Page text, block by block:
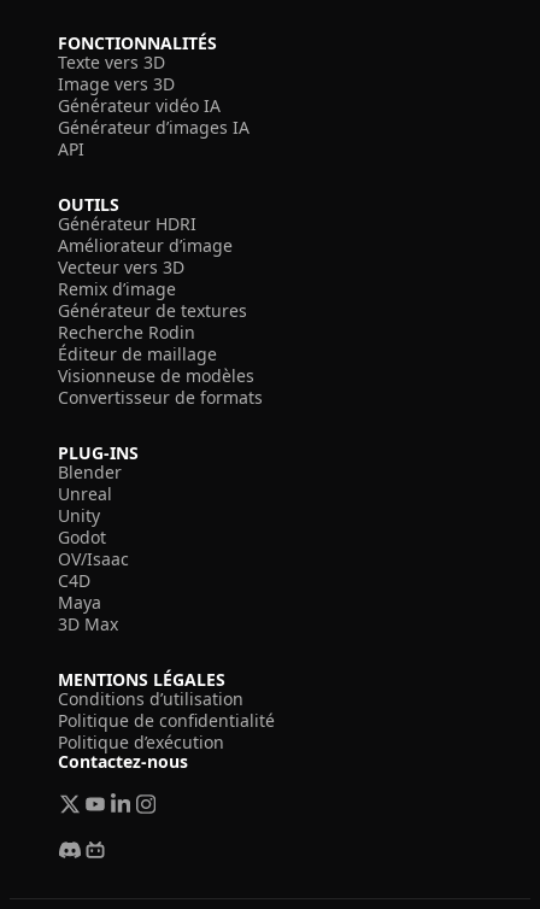
FONCTIONNALITÉS
Texte vers 3D
Image vers 3D
Générateur vidéo IA
Générateur d’images IA
API
OUTILS
Générateur HDRI
Améliorateur d’image
Vecteur vers 3D
Remix d’image
Générateur de textures
Recherche Rodin
Éditeur de maillage
Visionneuse de modèles
Convertisseur de formats
PLUG-INS
Blender
Unreal
Unity
Godot
OV/Isaac
C4D
Maya
3D Max
MENTIONS LÉGALES
Conditions d’utilisation
Politique de confidentialité
Politique d’exécution
Contactez-nous